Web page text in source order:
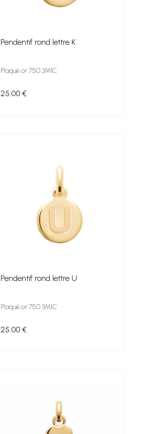
Pendentif rond lettre K
Plaqué or 750 3MIC
25.00 €
Pendentif rond lettre U
Plaqué or 750 3MIC
25.00 €